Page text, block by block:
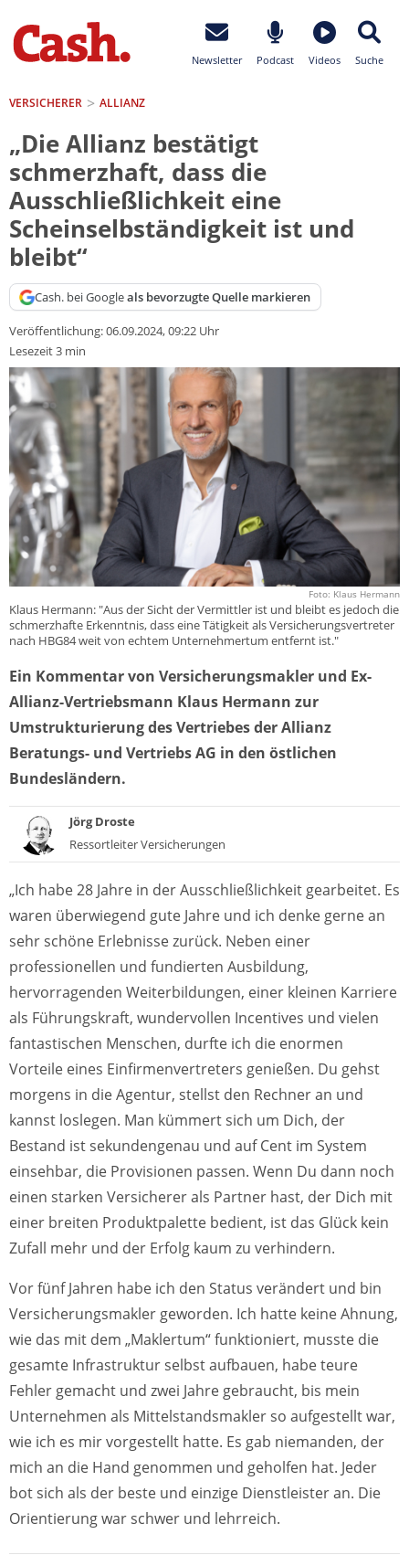
Newsletter Podcast Videos Suche
VERSICHERER ALLIANZ
„Die Allianz bestätigt
schmerzhaft, dass die
Ausschließlichkeit eine
Scheinselbständigkeit ist und
bleibt“
Cash. bei Googleals bevorzugte Quelle markieren
Veröffentlichung:06.09.2024, 09:22 Uhr
Lesezeit 3 min
Foto: Klaus Hermann
Klaus Hermann: "Aus der Sicht der Vermittler ist und bleibt es jedoch die
schmerzhafte Erkenntnis, dass eine Tätigkeit als Versicherungsvertreter
nach HBG84 weit von echtem Unternehmertum entfernt ist."
Ein Kommentar von Versicherungsmakler und Ex-
Allianz-Vertriebsmann Klaus Hermann zur
Umstrukturierung des Vertriebes der Allianz
Beratungs- und Vertriebs AG in den östlichen
Bundesländern.
Jörg Droste
Ressortleiter Versicherungen
„Ich habe 28 Jahre in der Ausschließlichkeit gearbeitet. Es
waren überwiegend gute Jahre und ich denke gerne an
sehr schöne Erlebnisse zurück. Neben einer
professionellen und fundierten Ausbildung,
hervorragenden Weiterbildungen, einer kleinen Karriere
als Führungskraft, wundervollen Incentives und vielen
fantastischen Menschen, durfte ich die enormen
Vorteile eines Einfirmenvertreters genießen. Du gehst
morgens in die Agentur, stellst den Rechner an und
kannst loslegen. Man kümmert sich um Dich, der
Bestand ist sekundengenau und auf Cent im System
einsehbar, die Provisionen passen. Wenn Du dann noch
einen starken Versicherer als Partner hast, der Dich mit
einer breiten Produktpalette bedient, ist das Glück kein
Zufall mehr und der Erfolg kaum zu verhindern.
Vor fünf Jahren habe ich den Status verändert und bin
Versicherungsmakler geworden. Ich hatte keine Ahnung,
wie das mit dem „Maklertum“ funktioniert, musste die
gesamte Infrastruktur selbst aufbauen, habe teure
Fehler gemacht und zwei Jahre gebraucht, bis mein
Unternehmen als Mittelstandsmakler so aufgestellt war,
wie ich es mir vorgestellt hatte. Es gab niemanden, der
mich an die Hand genommen und geholfen hat. Jeder
bot sich als der beste und einzige Dienstleister an. Die
Orientierung war schwer und lehrreich.